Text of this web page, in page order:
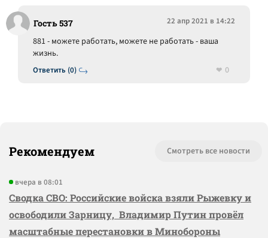
Гость 537 22 апр 2021 в 14:22
Ответить (0)
881 - можете работать, можете не работать - ваша
жизнь.
0
Рекомендуем Смотреть все новости
вчера в 08:01
Сводка СВО: Российские войска взяли Рыжевку и
освободили Зарницу, Владимир Путин провёл
масштабные перестановки в Минобороны